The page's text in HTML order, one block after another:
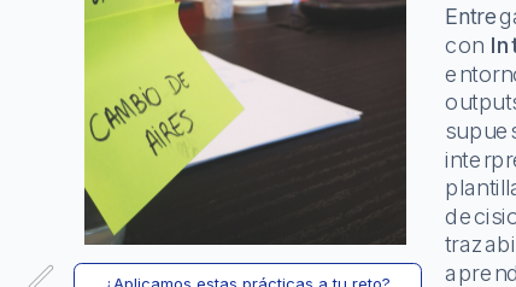
Entre
con
¿Aplicamos estas prácticas a tu reto?
Cómo lo hacemos
Proyectos